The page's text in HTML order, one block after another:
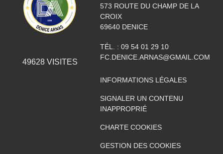
49628VISITES
573 ROUTE DU CHAMP DE LA
CROIX
69640 DENICE
TÉL. : 09 54 01 29 10
FC.DENICE.ARNAS@GMAIL.COM
INFORMATIONS LÉGALES
SIGNALER UN CONTENU
INAPPROPRIÉ
CHARTE COOKIES
GESTION DES COOKIES